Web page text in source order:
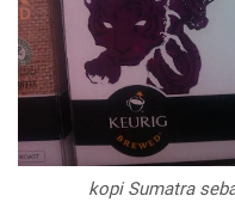
kopi Sumatra